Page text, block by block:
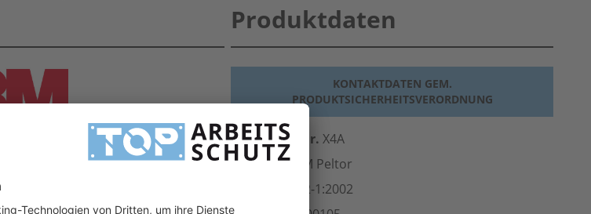
Produktdaten
KONTAKTDATEN GEM.
PRODUKTSICHERHEITSVERORDNUNG
Herst.-Art.-Nr. X4A
Hersteller
3M Peltor
EN 352-1:2002